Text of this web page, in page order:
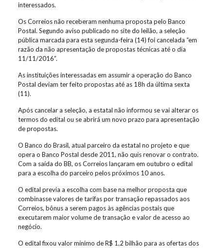
interessados.
Os Correios não receberam nenhuma proposta pelo Banco
Postal. Segundo aviso publicado no site do leilão, a seleção
pública marcada para esta segunda-feira (14) foi cancelada “em
razão da não apresentação de propostas técnicas até o dia
11/11/2016”.
As instituições interessadas em assumir a operação do Banco
Postal deviam ter feito propostas até as 18h da última sexta
(11).
Após cancelar a seleção, a estatal não informou se vai alterar os
termos do edital ou se abrirá um novo prazo para apresentação
de propostas.
O Banco do Brasil, atual parceiro da estatal no projeto e que
opera o Banco Postal desde 2011, não quis renovar o contrato.
Com a saída do BB, os Correios lançaram em outubro o edital
para a escolha do parceiro pelos próximos 10 anos.
O edital previa a escolha com base na melhor proposta que
combinasse valores de tarifas por transação repassados aos
Correios, bônus a serem pagos às agências postais que
executarem maior volume de transação e valor de acesso ao
negócio.
O edital fixou valor mínimo de R$ 1,2 bilhão para as ofertas dos